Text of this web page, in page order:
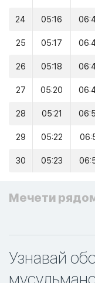
24 05:16
25 05:17
26 05:18
27 05:20
28 05:21
29 05:22
30 05:23
Мечети
Узнавай